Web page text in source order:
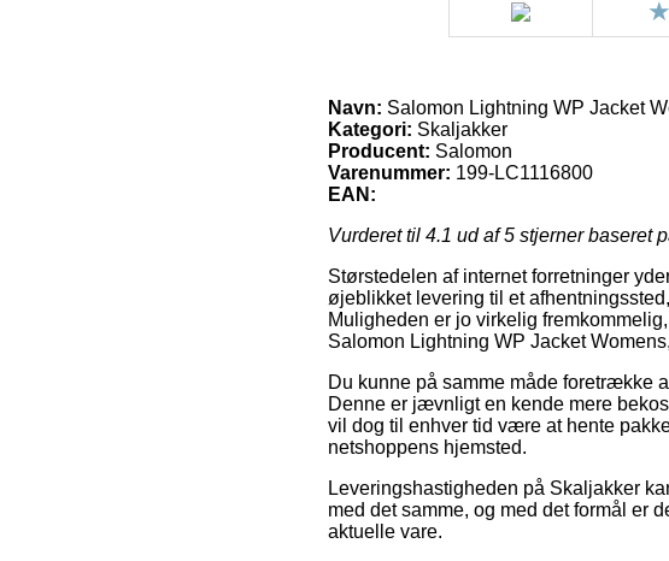
Navn: Salomon Lightning WP Jacket
Kategori: Skaljakker
Producent: Salomon
Varenummer: 199-LC1116800
EAN:
Vurderet til 4.1 ud af 5 stjerner baseret
Størstedelen af internet forretninger
øjeblikket levering til et
Muligheden er jo virkelig
Salomon Lightning WP Jacket
Du kunne på samme måde foretrække
Denne er jævnligt en kende mere
vil dog til enhver tid være at hente
netshoppens hjemsted.
Leveringshastigheden på Skaljakker
med det samme, og med det formål er
aktuelle vare.